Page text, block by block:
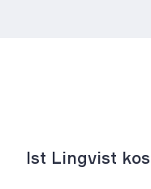
Ist Lingvist